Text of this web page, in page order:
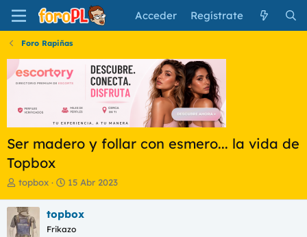
Acceder Regístrate
Foro Rapiñas
Ser madero y follar con esmero... la vida de
Topbox
I
i
c
i
topbox
F
h
a
15 Abr 2023
topbox
Frikazo